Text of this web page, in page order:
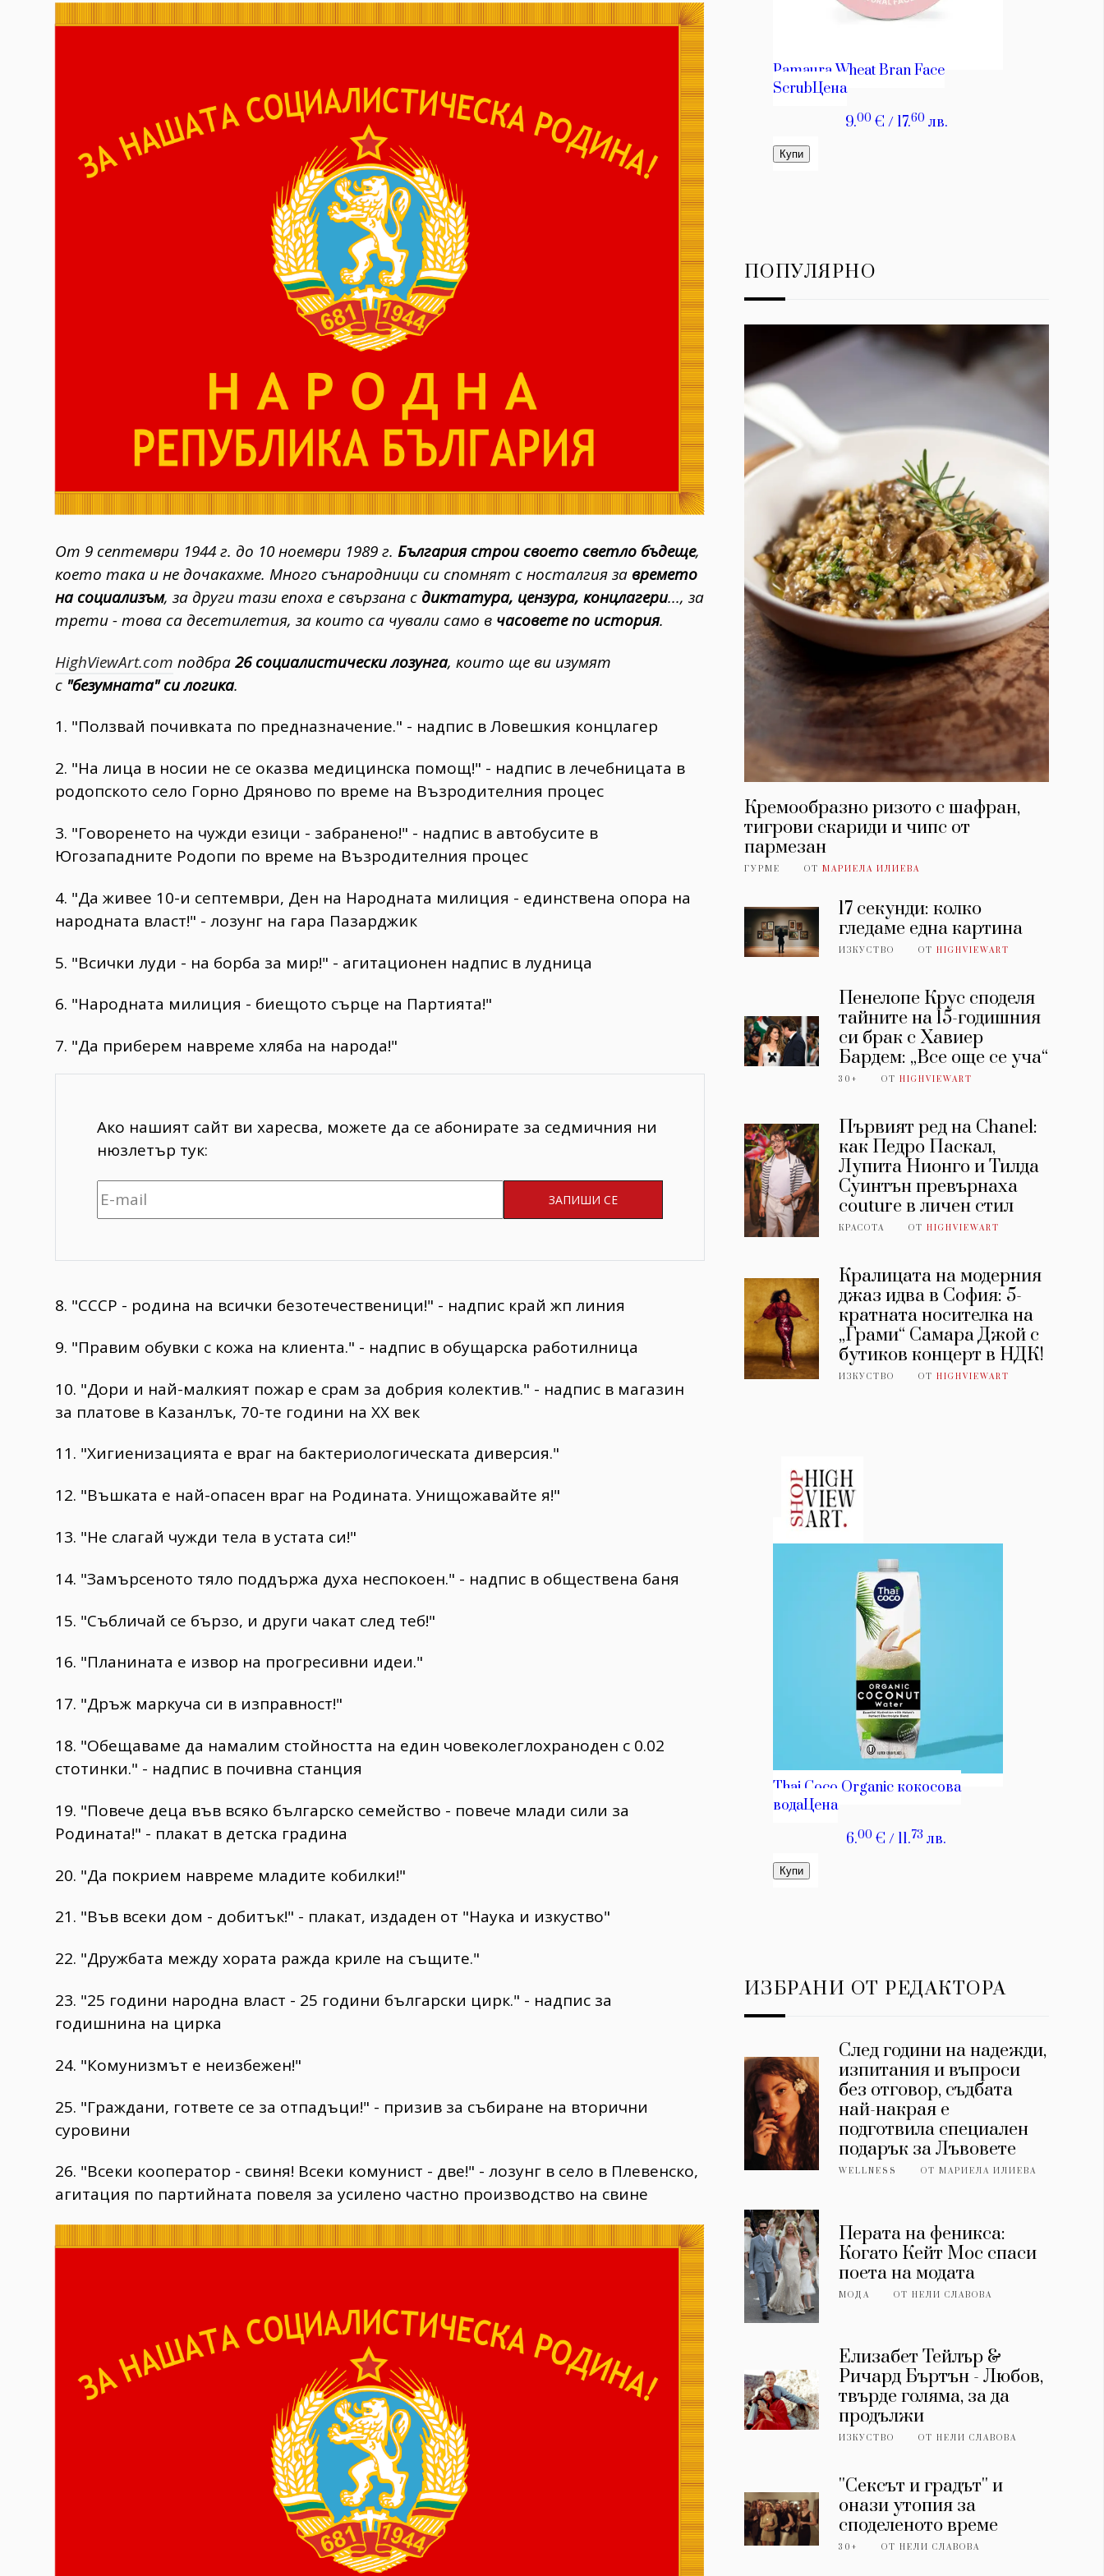
237
Gentlemen
Wellness
От 9 септември 1944 г. до 10 ноември 1989 г. България строи своето светло бъдеще,
което така и не дочакахме. Много сънародници си спомнят с носталгия за времето
на социализъм, за други тази епоха е свързана с диктатура, цензура, концлагери..., за
трети - това са десетилетия, за които са чували само в часовете по история.
HighViewArt.com подбра26 социалистически лозунга, които ще ви изумят
с "безумната" си логика.
1. "Ползвай почивката по предназначение." - надпис в Ловешкия концлагер
2. "На лица в носии не се оказва медицинска помощ!" - надпис в лечебницата в
родопското село Горно Дряново по време на Възродителния процес
3. "Говоренето на чужди езици - забранено!" - надпис в автобусите в
Югозападните Родопи по време на Възродителния процес
4. "Да живее 10-и септември, Ден на Народната милиция - единствена опора на
народната власт!" - лозунг на гара Пазарджик
5. "Всички луди - на борба за мир!" - агитационен надпис в лудница
6. "Народната милиция - биещото сърце на Партията!"
7. "Да приберем навреме хляба на народа!"
Ако нашият сайт ви харесва, можете да се абонирате за седмичния ни
нюзлетър тук:
8. "СССР - родина на всички безотечественици!" - надпис край жп линия
9. "Правим обувки с кожа на клиента." - надпис в обущарска работилница
10. "Дори и най-малкият пожар е срам за добрия колектив." - надпис в магазин
за платове в Казанлък, 70-те години на XX век
11. "Хигиенизацията е враг на бактериологическата диверсия."
12. "Въшката е най-опасен враг на Родината. Унищожавайте я!"
13. "Не слагай чужди тела в устата си!"
14. "Замърсеното тяло поддържа духа неспокоен." - надпис в обществена баня
15. "Събличай се бързо, и други чакат след теб!"
16. "Планината е извор на прогресивни идеи."
17. "Дръж маркуча си в изправност!"
18. "Обещаваме да намалим стойността на един човеколеглохраноден с 0.02
стотинки." - надпис в почивна станция
19. "Повече деца във всяко българско семейство - повече млади сили за
Родината!" - плакат в детска градина
20. "Да покрием навреме младите кобилки!"
21. "Във всеки дом - добитък!" - плакат, издаден от "Наука и изкуство"
22. "Дружбата между хората ражда криле на същите."
23. "25 години народна власт - 25 години български цирк." - надпис за
годишнина на цирка
24. "Комунизмът е неизбежен!"
25. "Граждани, гответе се за отпадъци!" - призив за събиране на вторични
суровини
26. "Всеки кооператор - свиня! Всеки комунист - две!" - лозунг в село в Плевенско,
агитация по партийната повеля за усилено частно производство на свине
ПОПУЛЯРНО
Кремообразно ризото с шафран,
тигрови скариди и чипс от
пармезан
ГУРМЕ ОТ МАРИЕЛА ИЛИЕВА
17 секунди: колко
гледаме една картина
ИЗКУСТВО ОТHIGHVIEWART
Пенелопе Крус споделя
тайните на 15-годишния
си брак с Хавиер
Бардем: „Все още се уча“
30+ ОТHIGHVIEWART
Първият ред на Chanel:
как Педро Паскал,
Лупита Нионго и Тилда
Суинтън превърнаха
couture в личен стил
КРАСОТА ОТHIGHVIEWART
Кралицата на модерния
джаз идва в София: 5-
кратната носителка на
„Грами“ Самара Джой с
бутиков концерт в НДК!
ИЗКУСТВО ОТHIGHVIEWART
ИЗБРАНИ ОТ РЕДАКТОРА
След години на надежди,
изпитания и въпроси
без отговор, съдбата
най-накрая е
подготвила специален
подарък за Лъвовете
WELLNESS ОТМАРИЕЛА ИЛИЕВА
Перата на феникса:
Когато Кейт Мос спаси
поета на модата
МОДА ОТНЕЛИ СЛАВОВА
Елизабет Тейлър &
Ричард Бъртън - Любов,
твърде голяма, за да
продължи
ИЗКУСТВО ОТНЕЛИ СЛАВОВА
''Сексът и градът'' и
онази утопия за
споделеното време
30+ ОТНЕЛИ СЛАВОВА